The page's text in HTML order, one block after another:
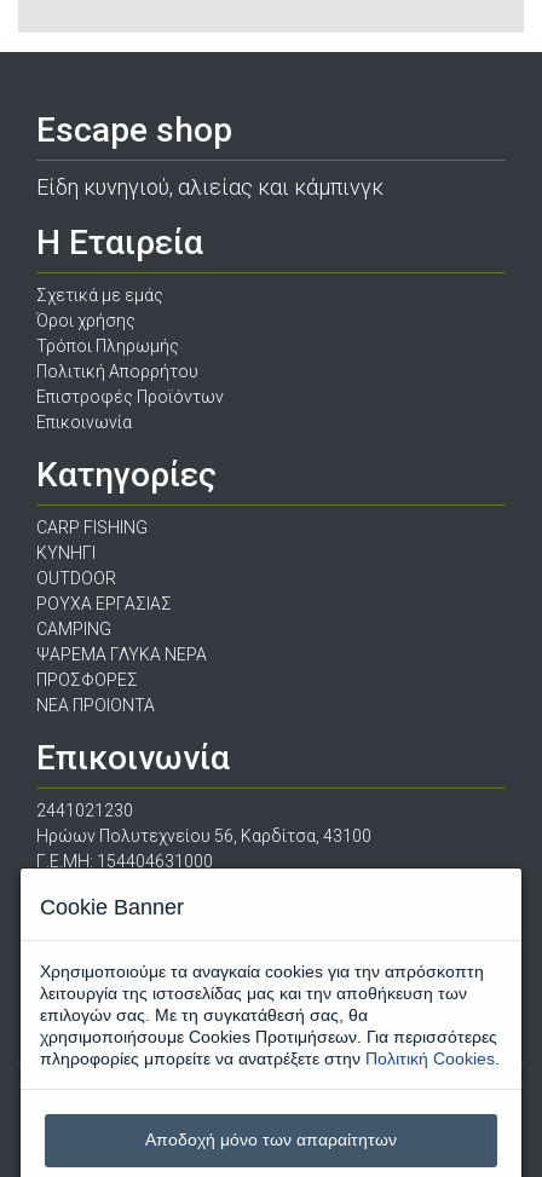
Escape shop
Είδη κυνηγιού, αλιείας και κάμπινγκ
Η Εταιρεία
Σχετικά με εμάς
Όροι χρήσης
Τρόποι Πληρωμής
Πολιτική Απορρήτου
Επιστροφές Προϊόντων
Επικοινωνία
Κατηγορίες
CARP FISHING
ΚΥΝΗΓΙ
OUTDOOR
ΡΟΥΧΑ ΕΡΓΑΣΙΑΣ
CAMPING
ΨΑΡΕΜΑ ΓΛΥΚΑ ΝΕΡΑ
ΠΡΟΣΦΟΡΕΣ
ΝΕΑ ΠΡΟΙΟΝΤΑ
Επικοινωνία
2441021230
Ηρώων Πολυτεχνείου 56, Καρδίτσα, 43100
Γ.Ε.ΜΗ: 154404631000
Cookie Banner
Χρησιμοποιούμε τα αναγκαία cookies για την απρόσκοπτη
λειτουργία της ιστοσελίδας μας και την αποθήκευση των
επιλογών σας. Με τη συγκατάθεσή σας, θα
χρησιμοποιήσουμε Cookies Προτιμήσεων. Για περισσότερες
πληροφορίες μπορείτε να ανατρέξετε στην Πολιτική Cookies.
Αποδοχή μόνο των απαραίτητων